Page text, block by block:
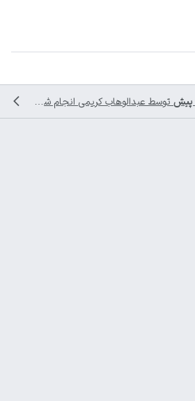
توسط عبدالوهاب کریمی انجام شده است